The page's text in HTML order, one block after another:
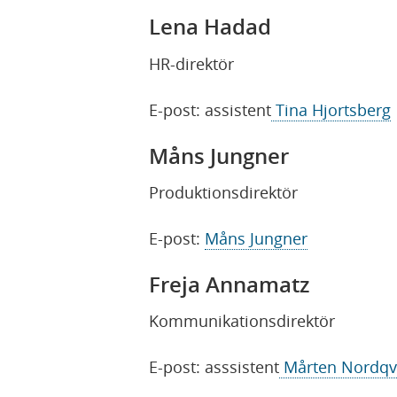
Lena Hadad
HR-direktör
E-post: assistent Tina Hjortsberg
Måns Jungner
Produktionsdirektör
E-post: Måns Jungner
Freja Annamatz
Kommunikationsdirektör
E-post: asssistent Mårten